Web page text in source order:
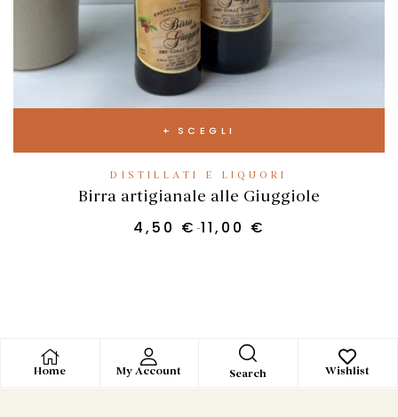
SCEGLI
DISTILLATI E LIQUORI
Birra artigianale alle Giuggiole
4,50 € -11,00 €
Home My Account Search Wishlist